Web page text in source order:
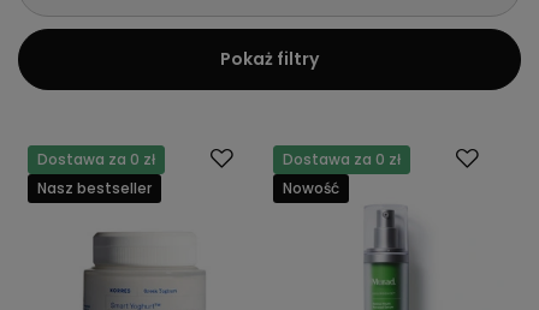
Pokaż filtry
Dostawa za 0 zł
Nasz bestseller
Dostawa za 0 zł
Nowość